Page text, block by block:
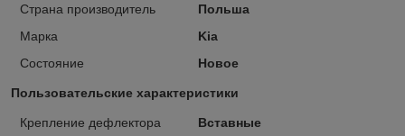
Страна производитель
Польша
Марка
Kia
Состояние
Новое
Пользовательские характеристики
Крепление дефлектора
Вставные